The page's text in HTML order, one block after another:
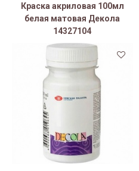
Краска акриловая 100мл
белая матовая Декола
14327104